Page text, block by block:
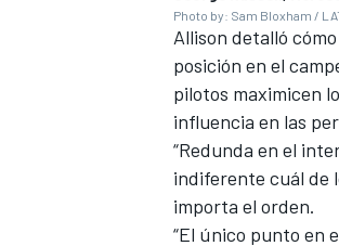
MÁS CATEGORÍAS
Photo by: Sam Bloxham /
Allison detalló
posición en el
pilotos maximicen
influencia en las
“Redunda en el
indiferente cuál de
importa el orden.
“El único punto en